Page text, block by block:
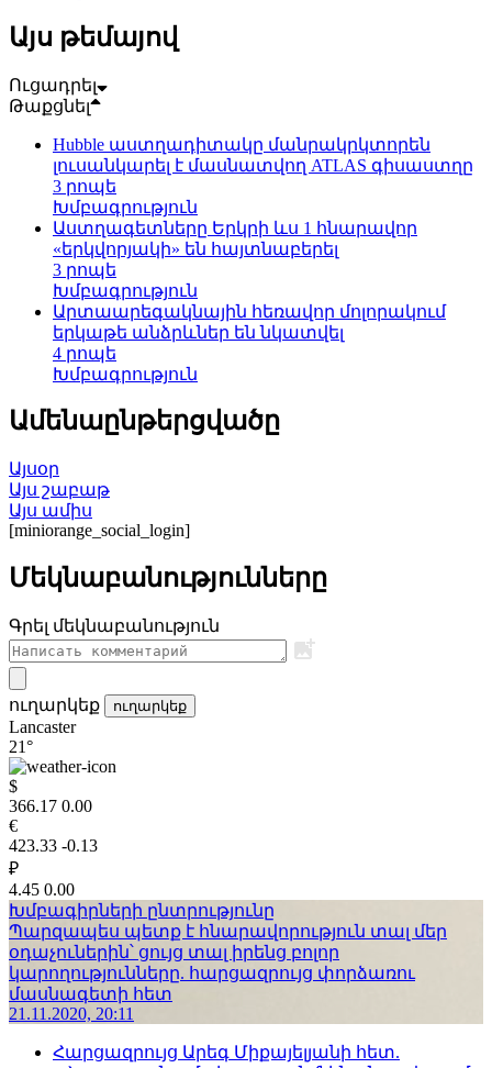
Այս թեմայով
Ուցադրել
Թաքցնել
Hubble աստղադիտակը մանրակրկտորեն
լուսանկարել է մասնատվող ATLAS գիսաստղը
3 րոպե
Խմբագրություն
Աստղագետները Երկրի ևս 1 հնարավոր
«երկվորյակի» են հայտնաբերել
3 րոպե
Խմբագրություն
Արտաարեգակնային հեռավոր մոլորակում
երկաթե անձրևներ են նկատվել
4 րոպե
Խմբագրություն
Ամենաընթերցվածը
Այսօր
Այս շաբաթ
Այս ամիս
[miniorange_social_login]
Մեկնաբանությունները
Գրել մեկնաբանություն
ուղարկեք ուղարկեք
Lancaster
21°
$
366.17 0.00
€
423.33 -0.13
₽
4.45 0.00
Խմբագիրների ընտրությունը
Պարզապես պետք է հնարավորություն տալ մեր
օդաչուներին՝ ցույց տալ իրենց բոլոր
կարողությունները. հարցազրույց փորձառու
մասնագետի հետ
21.11.2020, 20:11
Հարցազրույց Արեգ Միքայելյանի հետ.